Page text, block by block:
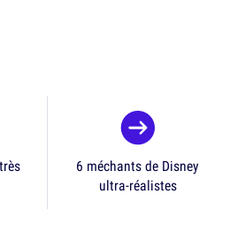
6 méchants de Disney
ultra-réalistes